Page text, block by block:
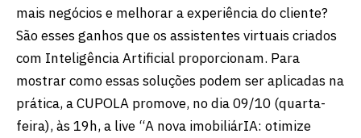
mais negócios e melhorar a experiência do cliente?
São esses ganhos que os assistentes virtuais criados
com Inteligência Artificial proporcionam. Para
mostrar como essas soluções podem ser aplicadas na
prática, a CUPOLA promove, no dia 09/10 (quarta-
feira), às 19h, a live “A nova imobiliárIA: otimize